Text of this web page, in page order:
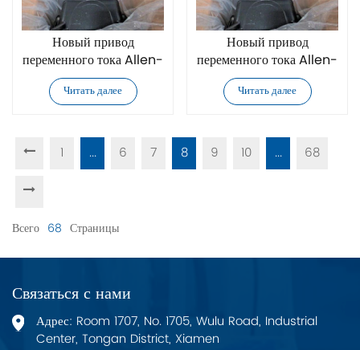
Новый привод
переменного тока Allen-
Bradley
20F14NF050JN0NNNNN
Читать далее
Новый привод
переменного тока Allen-
Bradley
20F14NF061JN0NNNNN
Читать далее
1 ... 6 7 8 9 10 ... 68
Всего 68 Страницы
Связаться с нами
Адрес: Room 1707, No. 1705, Wulu Road, Industrial
Center, Tongan District, Xiamen